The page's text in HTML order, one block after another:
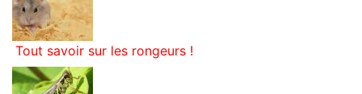
Tout savoir sur les rongeurs !